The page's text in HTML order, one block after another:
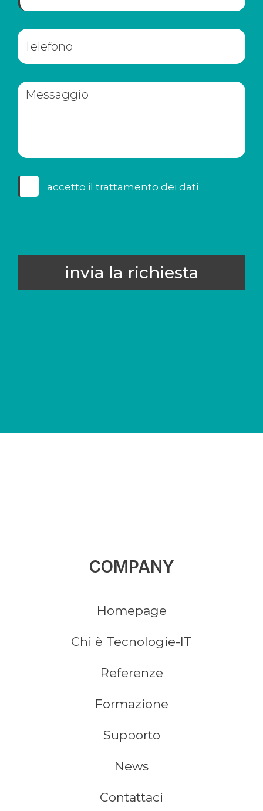
accetto il trattamento dei dati
invia la richiesta
COMPANY
Homepage
Chi è Tecnologie-IT
Referenze
Formazione
Supporto
News
Contattaci